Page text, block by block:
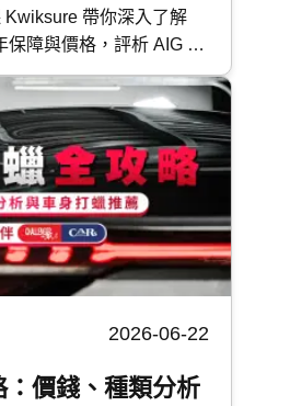
Kwiksure 帶你深入了解
保障與價格，評析 AIG 美
你選擇最適合的車保方
2026-06-22
價錢、種類分析